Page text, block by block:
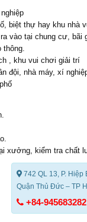
biệt thự hay khu nhà
vào tại chung cư, bãi
, khu vui chơi giải trí
đội, nhà máy, xí
xưởng, kiểm tra chất
742 QL 13, P. Hiệp
Quận Thủ Đức – TP
+84-945683282